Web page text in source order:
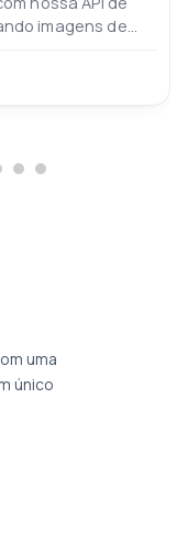
imagens de
uma
único